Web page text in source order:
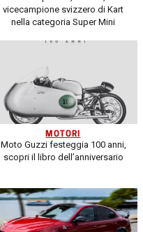
vicecampione svizzero di Kart
nella categoria Super Mini
MOTORI
Moto Guzzi festeggia 100 anni,
scopri il libro dell’anniversario